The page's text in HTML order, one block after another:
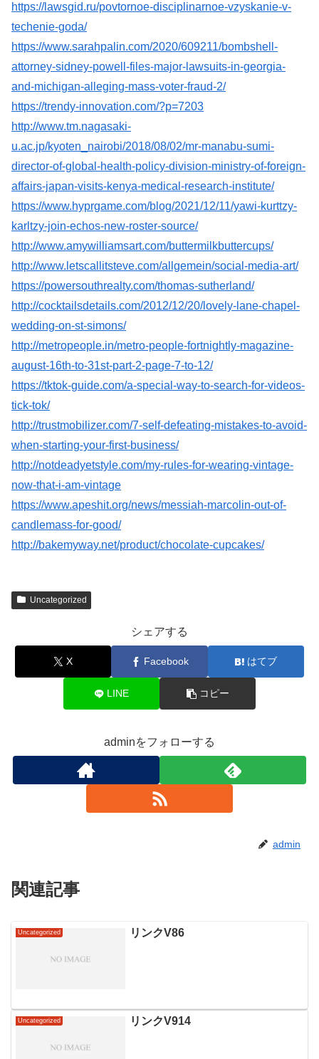
https://lawsgid.ru/povtornoe-disciplinarnoe-vzyskanie-v-
techenie-goda/
https://www.sarahpalin.com/2020/609211/bombshell-
attorney-sidney-powell-files-major-lawsuits-in-georgia-
and-michigan-alleging-mass-voter-fraud-2/
https://trendy-innovation.com/?p=7203
http://www.tm.nagasaki-
u.ac.jp/kyoten_nairobi/2018/08/02/mr-manabu-sumi-
director-of-global-health-policy-division-ministry-of-foreign-
affairs-japan-visits-kenya-medical-research-institute/
https://www.hyprgame.com/blog/2021/12/11/yawi-kurttzy-
karltzy-join-echos-new-roster-source/
http://www.amywilliamsart.com/buttermilkbuttercups/
http://www.letscallitsteve.com/allgemein/social-media-art/
https://powersouthrealty.com/thomas-sutherland/
http://cocktailsdetails.com/2012/12/20/lovely-lane-chapel-
wedding-on-st-simons/
http://metropeople.in/metro-people-fortnightly-magazine-
august-16th-to-31st-part-2-page-7-to-12/
https://tktok-guide.com/a-special-way-to-search-for-videos-
tick-tok/
http://trustmobilizer.com/7-self-defeating-mistakes-to-avoid-
when-starting-your-first-business/
http://notdeadyetstyle.com/my-rules-for-wearing-vintage-
now-that-i-am-vintage
https://www.apeshit.org/news/messiah-marcolin-out-of-
candlemass-for-good/
http://bakemyway.net/product/chocolate-cupcakes/
Uncategorized
シェアする
X Facebook はてブ
LINE コピー
adminをフォローする
admin
関連記事
Uncategorized リンクV86
Uncategorized リンクV914